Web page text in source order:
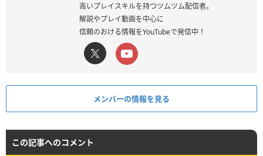
高いプレイスキルを持つツムツム配信者。
解説やプレイ動画を中心に
信頼のおける情報をYouTubeで発信中！
メンバーの情報を見る
この記事へのコメント